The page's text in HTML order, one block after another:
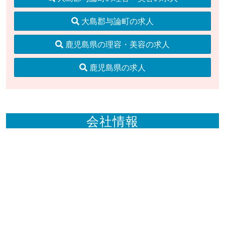
大島郡与論町の求人
鹿児島県の理容・美容の求人
鹿児島県の求人
会社情報